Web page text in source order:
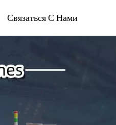
Связаться С Нами